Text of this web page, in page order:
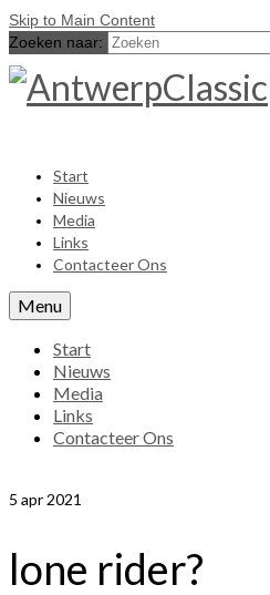
Skip to Main Content
Zoeken naar:
Start
Nieuws
Media
Links
Contacteer Ons
Menu
Start
Nieuws
Media
Links
Contacteer Ons
5 apr 2021
lone rider?